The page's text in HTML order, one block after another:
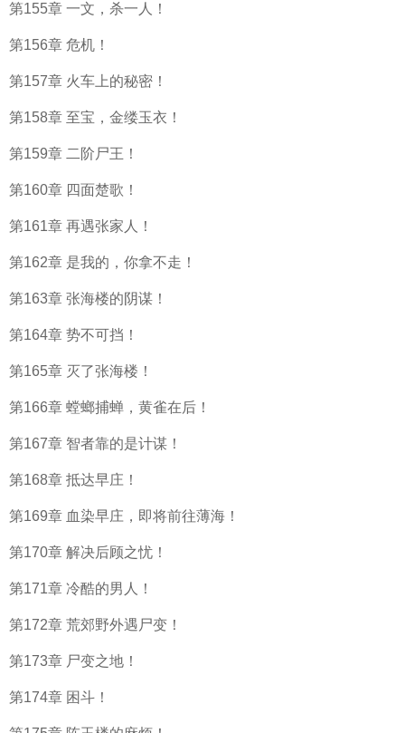
第155章 一文，杀一人！
第156章 危机！
第157章 火车上的秘密！
第158章 至宝，金缕玉衣！
第159章 二阶尸王！
第160章 四面楚歌！
第161章 再遇张家人！
第162章 是我的，你拿不走！
第163章 张海楼的阴谋！
第164章 势不可挡！
第165章 灭了张海楼！
第166章 螳螂捕蝉，黄雀在后！
第167章 智者靠的是计谋！
第168章 抵达早庄！
第169章 血染早庄，即将前往薄海！
第170章 解决后顾之忧！
第171章 冷酷的男人！
第172章 荒郊野外遇尸变！
第173章 尸变之地！
第174章 困斗！